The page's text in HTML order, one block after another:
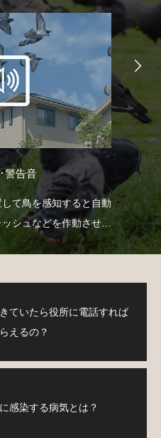
警告音
て鳥を感知すると自動
シュなどを作動させて
です。
ていたら役所に電話すれば
えるの？
感染する病気とは？